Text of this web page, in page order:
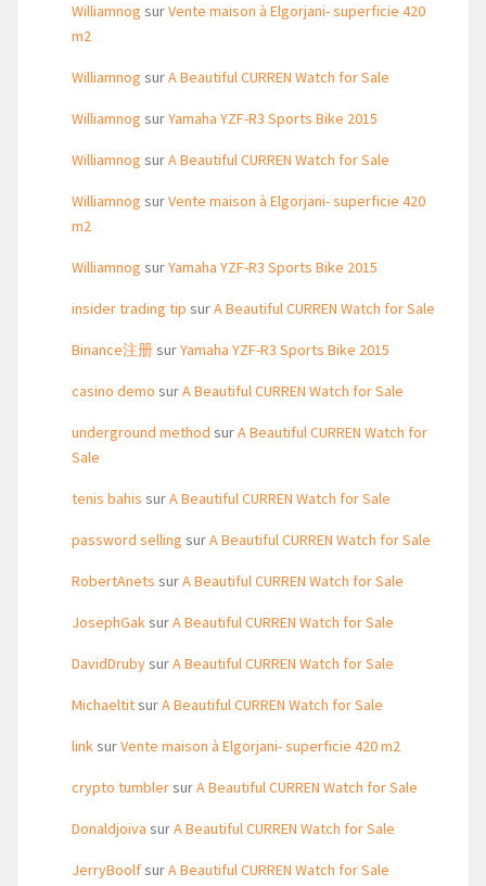
Williamnog surVente maison à Elgorjani- superficie 420
m2
Williamnog surA Beautiful CURREN Watch for Sale
Williamnog surYamaha YZF-R3 Sports Bike 2015
Williamnog surA Beautiful CURREN Watch for Sale
Williamnog surVente maison à Elgorjani- superficie 420
m2
Williamnog surYamaha YZF-R3 Sports Bike 2015
insider trading tip surA Beautiful CURREN Watch for Sale
Binance注册surYamaha YZF-R3 Sports Bike 2015
casino demo surA Beautiful CURREN Watch for Sale
underground method surA Beautiful CURREN Watch for
Sale
tenis bahis surA Beautiful CURREN Watch for Sale
password selling surA Beautiful CURREN Watch for Sale
RobertAnets surA Beautiful CURREN Watch for Sale
JosephGaksurA Beautiful CURREN Watch for Sale
DavidDrubysurA Beautiful CURREN Watch for Sale
MichaeltitsurA Beautiful CURREN Watch for Sale
linksurVente maison à Elgorjani- superficie 420 m2
crypto tumblersurA Beautiful CURREN Watch for Sale
Donaldjoiva surA Beautiful CURREN Watch for Sale
JerryBoolfsurA Beautiful CURREN Watch for Sale